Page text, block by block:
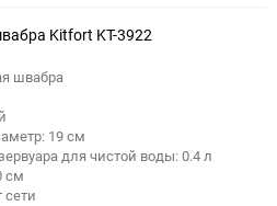
Kitfort KT-3922
швабра
19 см
для чистой воды: 0.4 л
см
сети